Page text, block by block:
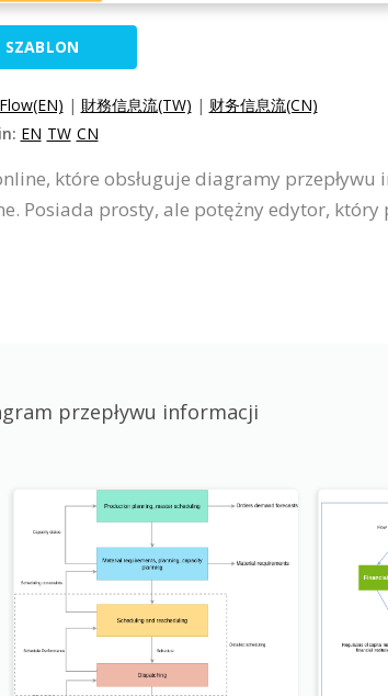
SZABLON
| 財務信息流(TW) | 财务信息流(CN)
EN TW CN
które obsługuje diagramy przepływu
Posiada prosty, ale potężny edytor, który
przepływu informacji